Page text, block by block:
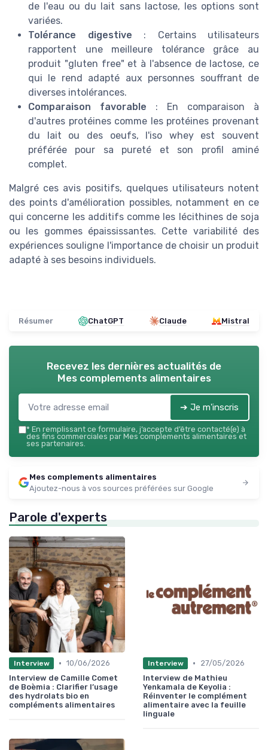
de l'eau ou du lait sans lactose, les options sont
variées.
Tolérance digestive : Certains utilisateurs
rapportent une meilleure tolérance grâce au
produit "gluten free" et à l'absence de lactose, ce
qui le rend adapté aux personnes souffrant de
diverses intolérances.
Comparaison favorable : En comparaison à
d'autres protéines comme les protéines provenant
du lait ou des oeufs, l'iso whey est souvent
préférée pour sa pureté et son profil aminé
complet.
Malgré ces avis positifs, quelques utilisateurs notent
des points d'amélioration possibles, notamment en ce
qui concerne les additifs comme les lécithines de soja
ou les gommes épaississantes. Cette variabilité des
expériences souligne l'importance de choisir un produit
adapté à ses besoins individuels.
Résumer ChatGPT Claude Mistral
Recevez les dernières actualités de
Mes complements alimentaires
➔ Je m'inscris
* En remplissant ce formulaire, j’accepte d’être contacté(e) à
des fins commerciales par Mes complements alimentaires et
ses partenaires.
Mes complements alimentaires
Ajoutez-nous à vos sources préférées sur Google
Parole d'experts
Interview • 10/06/2026
Interview de Camille Comet
de Boèmia : Clarifier l’usage
des hydrolats bio en
compléments alimentaires
Interview •
27/05/2026
Interview de Mathieu
Yenkamala de Keyolia :
Réinventer le complément
alimentaire avec la feuille
linguale